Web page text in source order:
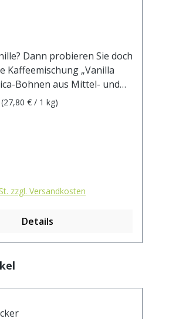
Dann probieren Sie doch
Kaffeemischung „Vanilla
Bohnen aus Mittel- und
Arabica-Bohnen
(27,80 € / 1 kg)
zzgl. Versandkosten
Details